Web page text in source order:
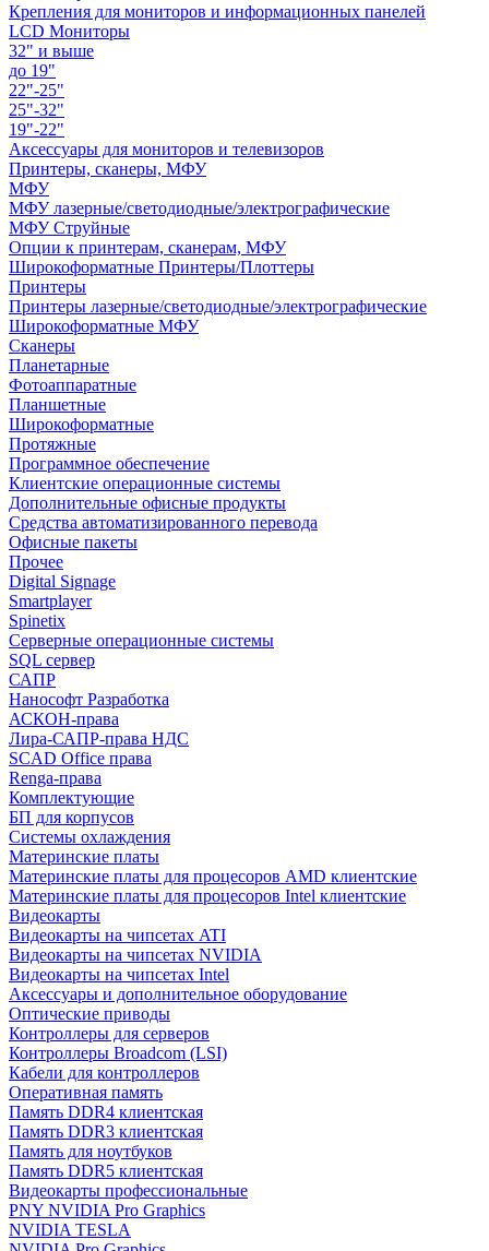
Крепления для мониторов и информационных панелей
LCD Мониторы
32" и выше
до 19"
22"-25"
25"-32"
19"-22"
Аксессуары для мониторов и телевизоров
Принтеры, сканеры, МФУ
МФУ
МФУ лазерные/светодиодные/электрографические
МФУ Струйные
Опции к принтерам, сканерам, МФУ
Широкоформатные Принтеры/Плоттеры
Принтеры
Принтеры лазерные/светодиодные/электрографические
Широкоформатные МФУ
Сканеры
Планетарные
Фотоаппаратные
Планшетные
Широкоформатные
Протяжные
Программное обеспечение
Клиентские операционные системы
Дополнительные офисные продукты
Средства автоматизированного перевода
Офисные пакеты
Прочее
Digital Signage
Smartplayer
Spinetix
Серверные операционные системы
SQL сервер
САПР
Нанософт Разработка
АСКОН-права
Лира-САПР-права НДС
SCAD Office права
Renga-права
Комплектующие
БП для корпусов
Системы охлаждения
Материнские платы
Материнские платы для процесоров AMD клиентские
Материнские платы для процесоров Intel клиентские
Видеокарты
Видеокарты на чипсетах ATI
Видеокарты на чипсетах NVIDIA
Видеокарты на чипсетах Intel
Аксессуары и дополнительное оборудование
Оптические приводы
Контроллеры для серверов
Контроллеры Broadcom (LSI)
Кабели для контроллеров
Оперативная память
Память DDR4 клиентская
Память DDR3 клиентская
Память для ноутбуков
Память DDR5 клиентская
Видеокарты профессиональные
PNY NVIDIA Pro Graphics
NVIDIA TESLA